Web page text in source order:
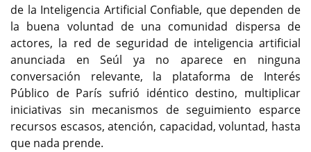
de la Inteligencia Artificial Confiable, que dependen de
la buena voluntad de una comunidad dispersa de
actores, la red de seguridad de inteligencia artificial
anunciada en Seúl ya no aparece en ninguna
conversación relevante, la plataforma de Interés
Público de París sufrió idéntico destino, multiplicar
iniciativas sin mecanismos de seguimiento esparce
recursos escasos, atención, capacidad, voluntad, hasta
que nada prende.